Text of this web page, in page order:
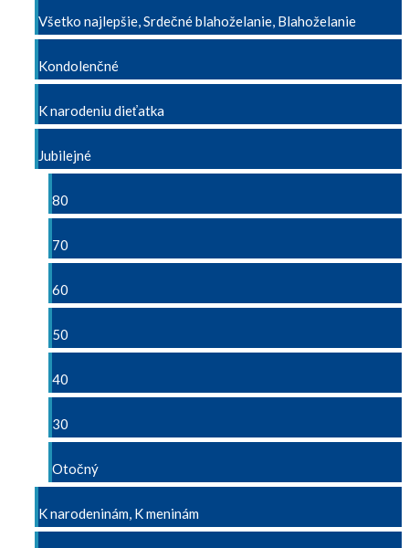
Všetko najlepšie, Srdečné blahoželanie, Blahoželanie
Kondolenčné
K narodeniu dieťatka
Jubilejné
80
70
60
50
40
30
Otočný
K narodeninám, K meninám